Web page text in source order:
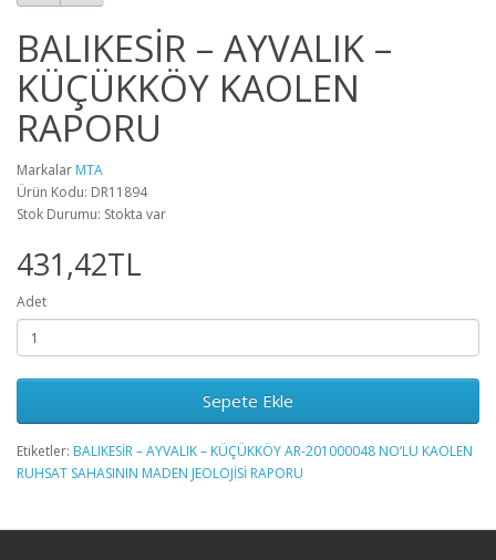
BALIKESİR – AYVALIK –
KÜÇÜKKÖY KAOLEN
RAPORU
Markalar MTA
Ürün Kodu: DR11894
Stok Durumu: Stokta var
431,42TL
Adet
Sepete Ekle
Etiketler: BALIKESİR – AYVALIK – KÜÇÜKKÖY AR-201000048 NO’LU KAOLEN
RUHSAT SAHASININ MADEN JEOLOJİSİ RAPORU